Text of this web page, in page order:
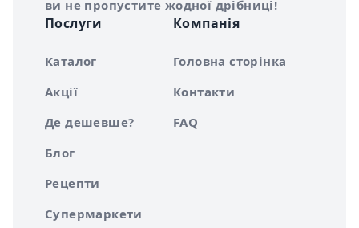
ви не пропустите жодної дрібниці!
Послуги
Каталог
Акції
Де дешевше?
Блог
Рецепти
Супермаркети
Компанія
Головна сторінка
Контакти
FAQ